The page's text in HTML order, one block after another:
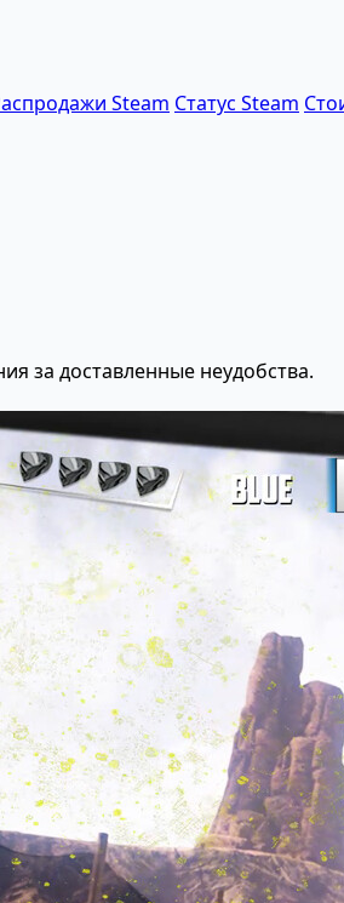
Steam Статус Steam
за доставленные неудобства.